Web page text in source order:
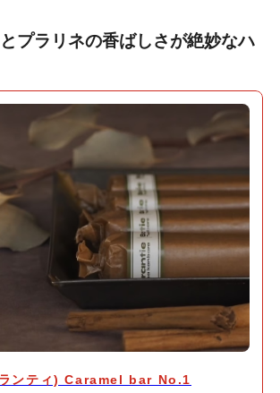
プラリネの香ばしさが絶妙なハ
ンティ) Caramel bar No.1